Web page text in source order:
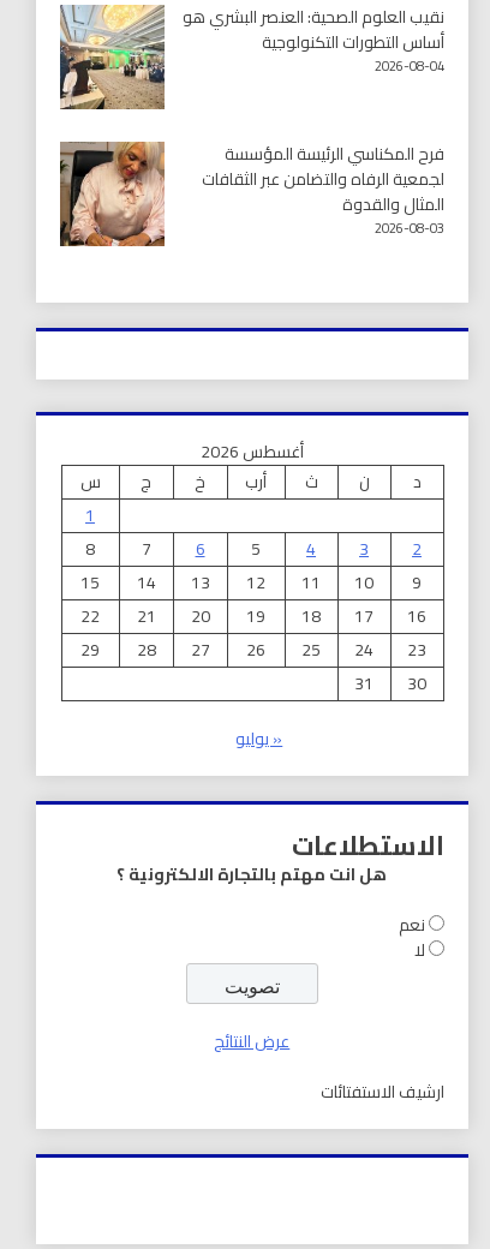
نقيب العلوم الصحية: العنصر البشري هو
أساس التطورات التكنولوجية
2026-08-04
فرح المكناسي الرئيسة المؤسسة
لجمعية الرفاه والتضامن عبر الثقافات
المثال والقدوة
2026-08-03
أغسطس 2026
د
ن ث أرب خ ج
س
1
2
3
4
5
6
7
8
9
10
11
12
13
14
15
16
17
18
19
20
21
22
23
24
25
26
27
28
29
30
31
« يوليو
الاستطلاعات
هل انت مهتم بالتجارة الالكترونية ؟
نعم
لا
عرض النتائج
ارشيف الاستفتائات